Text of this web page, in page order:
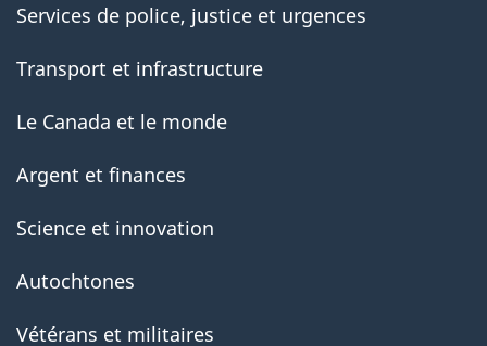
Services de police, justice et urgences
Transport et infrastructure
Le Canada et le monde
Argent et finances
Science et innovation
Autochtones
Vétérans et militaires